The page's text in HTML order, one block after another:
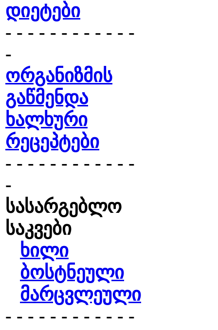
დიეტები
- - - - - - - - - - - -
-
ორგანიზმის
გაწმენდა
ხალხური
რეცეპტები
- - - - - - - - - - - -
-
სასარგებლო
საკვები
ხილი
ბოსტნეული
მარცვლეული
- - - - - - - - - - - -